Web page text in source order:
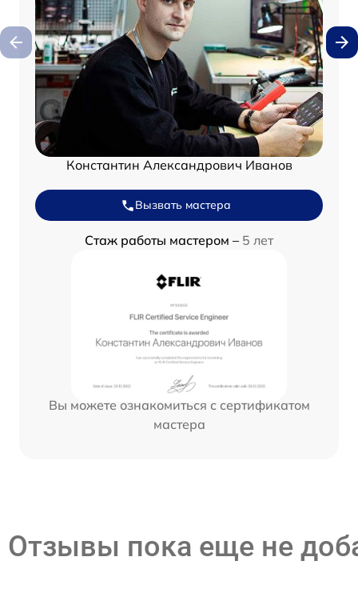
Константин Александрович Иванов
Вызвать мастера
Стаж работы мастером – 5 лет
Вы можете ознакомиться с сертификатом
мастера
Отзывы пока еще не